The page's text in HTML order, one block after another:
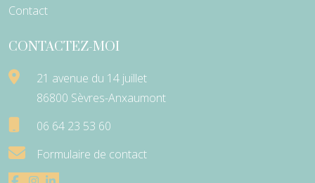
Contact
CONTACTEZ-MOI
21 avenue du 14 juillet
86800 Sèvres-Anxaumont
06 64 23 53 60
Formulaire de contact